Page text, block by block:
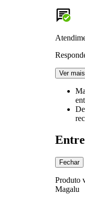
Ver
Fechar
Produto
Magalu